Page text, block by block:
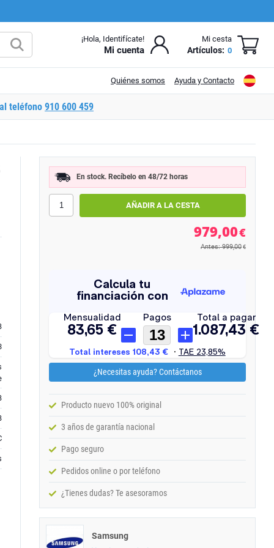
¡Hola, Identifícate!
Mi cuenta
Mi cesta
Artículos: 0
Quiénes somos Ayuda y Contacto
teléfono 910 600 459
En stock. Recíbelo en 48/72 horas
979,00€
Antes: 999,00 €
¿Necesitas ayuda? Contáctanos
Producto nuevo 100% original
3 años de garantía nacional
Pago seguro
Pedidos online o por teléfono
¿Tienes dudas? Te asesoramos
Samsung